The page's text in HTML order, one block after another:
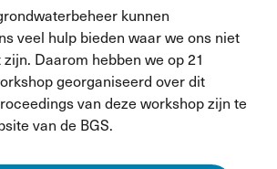
kunnen
veel hulp bieden waar we ons niet
Daarom hebben we op 21
georganiseerd over dit
van deze workshop zijn te
van de BGS.